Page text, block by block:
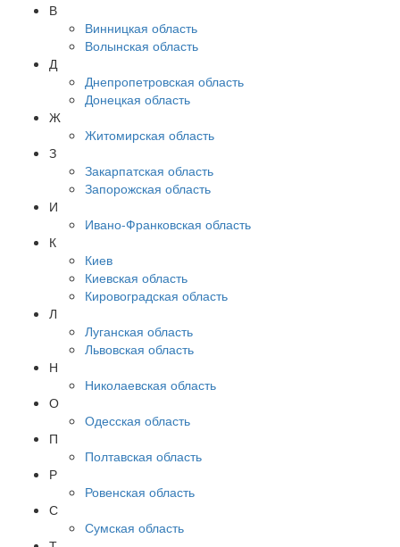
В
Винницкая область
Волынская область
Д
Днепропетровская область
Донецкая область
Ж
Житомирская область
З
Закарпатская область
Запорожская область
И
Ивано-Франковская область
К
Киев
Киевская область
Кировоградская область
Л
Луганская область
Львовская область
Н
Николаевская область
О
Одесская область
П
Полтавская область
Р
Ровенская область
С
Сумская область